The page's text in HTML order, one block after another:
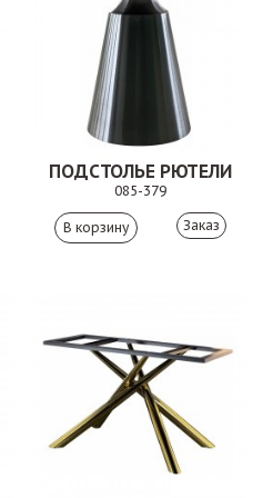
ПОДСТОЛЬЕ РЮТЕЛИ
085-379
Заказ